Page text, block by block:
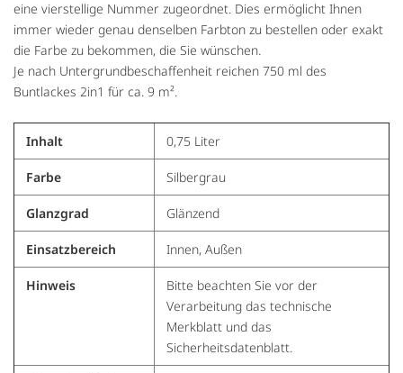
eine vierstellige Nummer zugeordnet. Dies ermöglicht Ihnen
immer wieder genau denselben Farbton zu bestellen oder exakt
die Farbe zu bekommen, die Sie wünschen.
Je nach Untergrundbeschaffenheit reichen 750 ml des
Buntlackes 2in1 für ca. 9 m².
Inhalt 0,75 Liter
Farbe Silbergrau
Glanzgrad Glänzend
Einsatzbereich Innen, Außen
Hinweis
Bitte beachten Sie vor der
Verarbeitung das technische
Merkblatt und das
Sicherheitsdatenblatt.